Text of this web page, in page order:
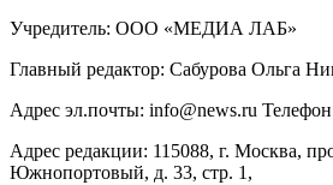
Учредитель: ООО «МЕДИА ЛАБ»
Главный редактор: Сабурова Ольга
Адрес эл.почты: info@news.ru
Адрес редакции: 115088, г. Москва,
Южнопортовый, д. 33, стр. 1,